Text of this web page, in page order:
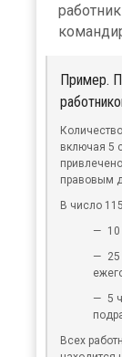
Пример.
включая 5
правовым
В число
5
Всех